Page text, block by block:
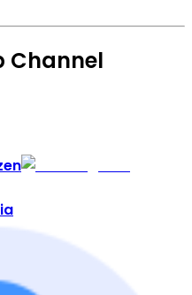
Channel